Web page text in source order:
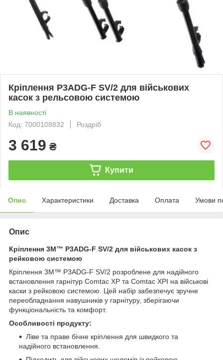
Кріплення P3ADG-F SV/2 для військових
касок з рельсовою системою
В наявності
Код: 7000108832
Роздріб
3 619 ₴
Купити
Опис Характеристики Доставка Оплата Умови
Опис
Кріплення 3M™ P3ADG-F SV/2 для військових касок з
рейковою системою
Кріплення 3M™ P3ADG-F SV/2 розроблене для надійного
встановлення гарнітур Comtac XP та Comtac XPI на військові
каски з рейковою системою. Цей набір забезпечує зручне
переобладнання навушників у гарнітуру, зберігаючи
функціональність та комфорт.
Особливості продукту:
Ліве та праве бічне кріплення для швидкого та
надійного встановлення.